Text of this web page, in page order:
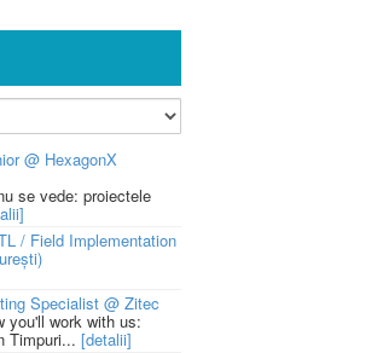
@ HexagonX
se vede: proiectele
/ Field Implementation
Specialist @ Zitec
you'll work with us:
Timpuri... [detalii]